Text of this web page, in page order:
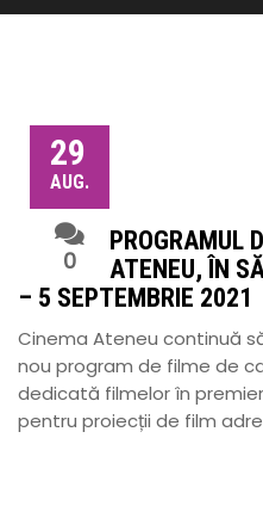
29
AUG.
0
PROGRAMUL
ATENEU, ÎN
– 5 SEPTEMBRIE 2021
Cinema Ateneu continuă
nou program de filme de
dedicată filmelor în
pentru proiecții de film